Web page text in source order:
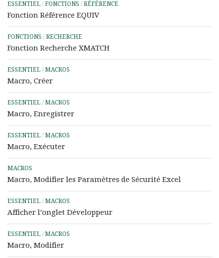
ESSENTIEL / FONCTIONS / RÉFÉRENCE
Fonction Référence EQUIV
FONCTIONS / RECHERCHE
Fonction Recherche XMATCH
ESSENTIEL / MACROS
Macro, Créer
ESSENTIEL / MACROS
Macro, Enregistrer
ESSENTIEL / MACROS
Macro, Exécuter
MACROS
Macro, Modifier les Paramètres de Sécurité Excel
ESSENTIEL / MACROS
Afficher l’onglet Développeur
ESSENTIEL / MACROS
Macro, Modifier